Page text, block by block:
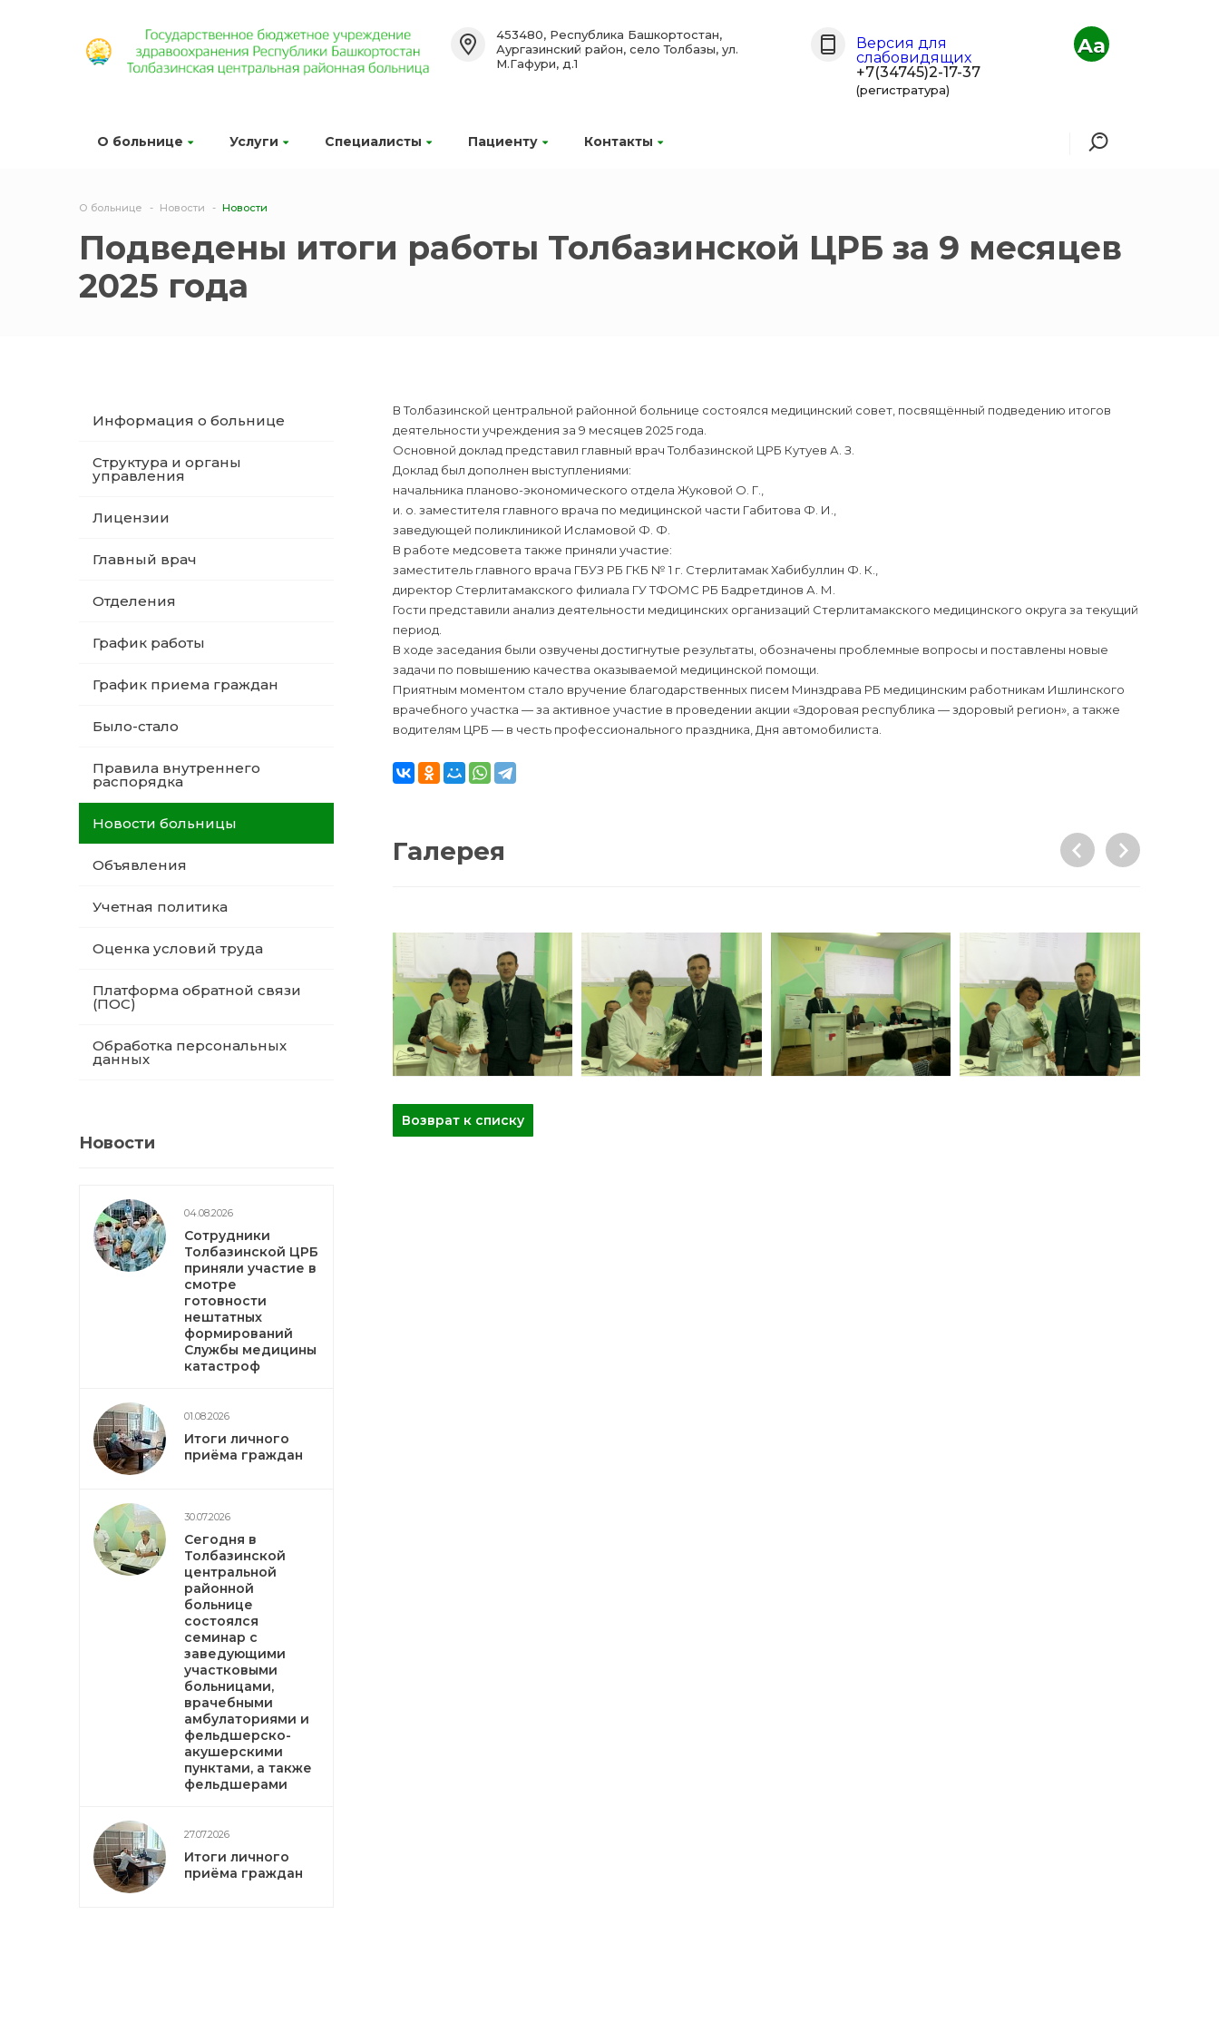
О больнице Услуги Специалисты Пациенту Контакты
453480, Республика Башкортостан,
Аургазинский район, село Толбазы, ул.
М.Гафури, д.1
Версия для
слабовидящих
+7(34745)2-17-37
(регистратура)
Aa
О больнице Новости Новости
Подведены итоги работы Толбазинской ЦРБ за 9 месяцев
2025 года
Информация о больнице
Структура и органы
управления
Лицензии
Главный врач
Отделения
График работы
График приема граждан
Было-стало
Правила внутреннего
распорядка
Новости больницы
Объявления
Учетная политика
Оценка условий труда
Платформа обратной связи
(ПОС)
Обработка персональных
данных
Новости
04.08.2026
Сотрудники
Толбазинской ЦРБ
приняли участие в
смотре
готовности
нештатных
формирований
Службы медицины
катастроф
01.08.2026
Итоги личного
приёма граждан
30.07.2026
Сегодня в
Толбазинской
центральной
районной
больнице
состоялся
семинар с
заведующими
участковыми
больницами,
врачебными
амбулаториями и
фельдшерско-
акушерскими
пунктами, а также
фельдшерами
27.07.2026
Итоги личного
приёма граждан
В Толбазинской центральной районной больнице состоялся медицинский совет, посвящённый подведению итогов
деятельности учреждения за 9 месяцев 2025 года.
Основной доклад представил главный врач Толбазинской ЦРБ Кутуев А. З.
Доклад был дополнен выступлениями:
начальника планово-экономического отдела Жуковой О. Г.,
и. о. заместителя главного врача по медицинской части Габитова Ф. И.,
заведующей поликлиникой Исламовой Ф. Ф.
В работе медсовета также приняли участие:
заместитель главного врача ГБУЗ РБ ГКБ № 1 г. Стерлитамак Хабибуллин Ф. К.,
директор Стерлитамакского филиала ГУ ТФОМС РБ Бадретдинов А. М.
Гости представили анализ деятельности медицинских организаций Стерлитамакского медицинского округа за текущий
период.
В ходе заседания были озвучены достигнутые результаты, обозначены проблемные вопросы и поставлены новые
задачи по повышению качества оказываемой медицинской помощи.
Приятным моментом стало вручение благодарственных писем Минздрава РБ медицинским работникам Ишлинского
врачебного участка — за активное участие в проведении акции «Здоровая республика — здоровый регион», а также
водителям ЦРБ — в честь профессионального праздника, Дня автомобилиста.
Галерея
Возврат к списку